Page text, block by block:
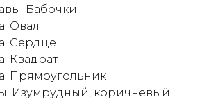
Бабочки
Овал
Сердце
Квадрат
Прямоугольник
Изумрудный, коричневый